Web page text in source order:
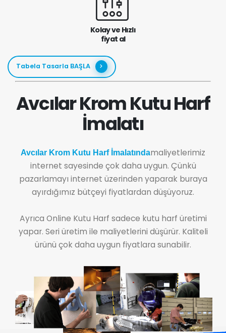
Kolay ve Hızlı
fiyat al
Tabela Tasarla BAŞLA
Avcılar Krom Kutu Harf
İmalatı
Avcılar Krom Kutu Harf İmalatındamaliyetlerimiz
internet sayesinde çok daha uygun. Çünkü
pazarlamayı internet üzerinden yaparak buraya
ayırdığımız bütçeyi fiyatlardan düşüyoruz.
Ayrıca Online Kutu Harf sadece kutu harf üretimi
yapar. Seri üretim ile maliyetlerini düşürür. Kaliteli
ürünü çok daha uygun fiyatlara sunabilir.